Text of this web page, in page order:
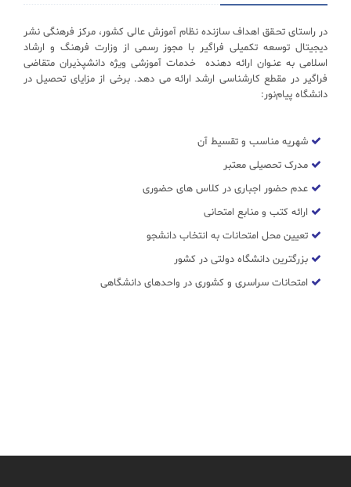
در راستای تحـقق اهداف سازنده نظام آموزش عالی کشور، مرکز فرهنگی نشر
دیجیتال توسعه تکمیلی فراگیر با مجوز رسمی از وزارت فرهنگ و ارشاد
اسلامی به عنـوان ارائه دهنده خدمات آموزشی ویژه دانشپذیران متقاضی
فراگیر در مقطع کارشناسی ارشد ارائه می دهد. برخی از مزایای تحصیل در
دانشگاه پیام‌نور:
شهریه مناسب و تقسیط آن
مدرک تحصیلی معتبر
عدم حضور اجباری در کلاس های حضوری
ارائه کتب و منابع امتحانی
تعیین محل امتحانات به انتخاب دانشجو
بزرگترین دانشگاه دولتی در کشور
امتحانات سراسری و کشوری در واحدهای دانشگاهی